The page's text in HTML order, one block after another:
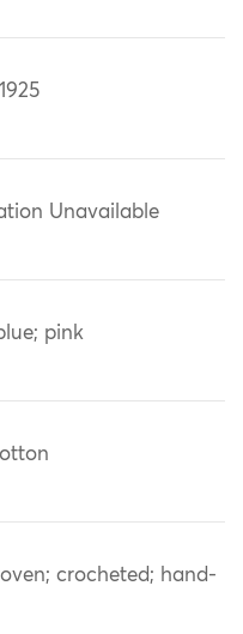
Unavailable
pink
crocheted; hand-